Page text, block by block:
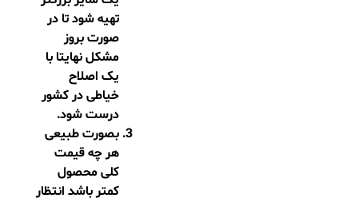
تهیه شود تا در
صورت بروز
مشکل نهایتا با
یک اصلاح
خیاطی در کشور
درست شود.
بصورت طبیعی
هر چه قیمت
کلی محصول
کمتر باشد انتظار